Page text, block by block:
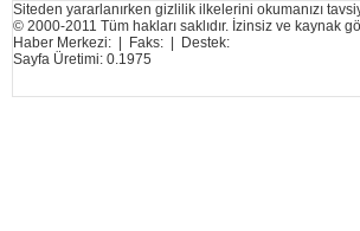
Siteden yararlanırken gizlilik ilkelerini okumanızı
© 2000-2011 Tüm hakları saklıdır. İzinsiz ve kaynak
Haber Merkezi: | Faks: | Destek:
Sayfa Üretimi: 0.1975